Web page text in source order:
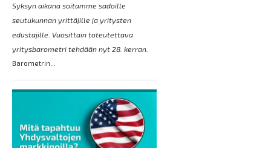
Syksyn aikana soitamme sadoille
seutukunnan yrittäjille ja yritysten
edustajille. Vuosittain toteutettava
yritysbarometri tehdään nyt 28. kerran.
Barometrin...